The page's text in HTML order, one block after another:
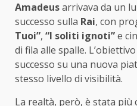
Amadeusarrivava da un
successo sulla Rai, con
Tuoi”, “I soliti ignoti”e
di fila alle spalle.
successo su una nuova
stesso livello di visibilità.
La realtà, però, è stata più